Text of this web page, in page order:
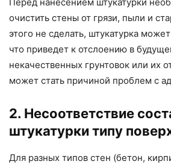
очистить стены от грязи, пыли и
этого не сделать, штукатурка
что приведет к отслоению в
некачественных грунтовок или их
может стать причиной проблем с
2. Несоответствие
штукатурки типу
Для разных типов стен (бетон,